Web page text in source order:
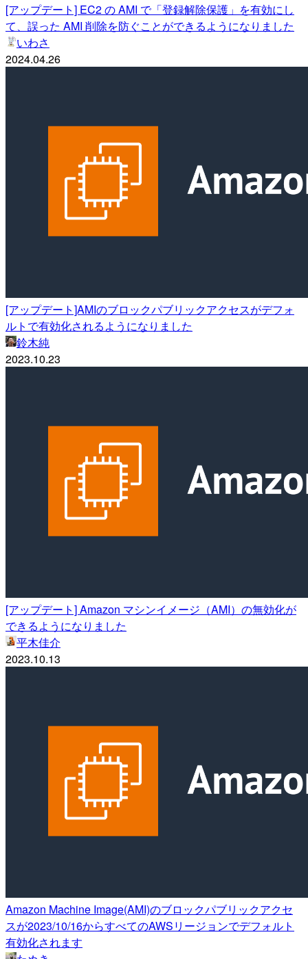
[アップデート] EC2 の AMI で「登録解除保護」を有効にし
て、誤った AMI 削除を防ぐことができるようになりました
いわさ
2024.04.26
[アップデート]AMIのブロックパブリックアクセスがデフォ
ルトで有効化されるようになりました
鈴木純
2023.10.23
[アップデート] Amazon マシンイメージ（AMI）の無効化が
できるようになりました
平木佳介
2023.10.13
Amazon Machine Image(AMI)のブロックパブリックアクセ
スが2023/10/16からすべてのAWSリージョンでデフォルト
有効化されます